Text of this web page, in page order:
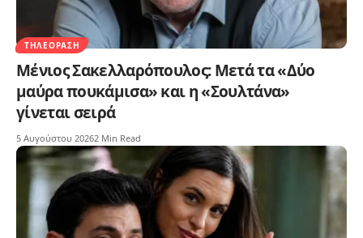
ΤΗΛΕΌΡΑΣΗ
Μένιος Σακελλαρόπουλος: Μετά τα «Δύο
μαύρα πουκάμισα» και η «Σουλτάνα»
γίνεται σειρά
5 Αυγούστου 20262 Min Read